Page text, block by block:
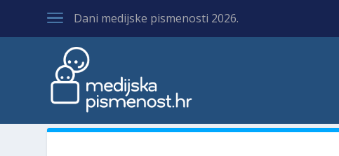
Dani medijske pismenosti 2026.